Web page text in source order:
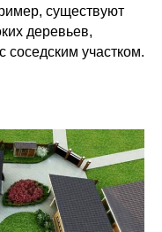
существуют
деревьев,
участком.